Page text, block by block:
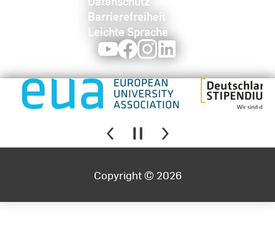
Barrierefreiheit
Leichte Sprache
YoutubeFacebookInstagram
Copyright © 2026